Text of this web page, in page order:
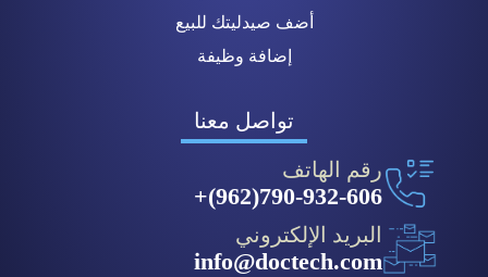
أضف صيدليتك للبيع
إضافة وظيفة
تواصل معنا
رقم الهاتف
790-932-606(962)+
البريد الإلكتروني
info@doctech.com